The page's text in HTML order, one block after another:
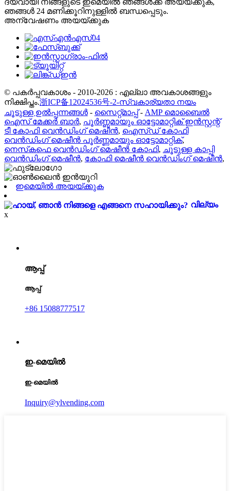
ദയവായി നിങ്ങളുടെ ഇമെയിൽ ഞങ്ങൾക്ക് അയയ്ക്കുക,
ഞങ്ങൾ 24 മണിക്കൂറിനുള്ളിൽ ബന്ധപ്പെടും.
അന്വേഷണം അയയ്ക്കുക
© പകർപ്പവകാശം - 2010-2026 : എല്ലാ അവകാശങ്ങളും
നിക്ഷിപ്തം.浙ICP备12024536号-2-സ്വകാര്യതാ നയം
ചൂടുള്ള ഉൽപ്പന്നങ്ങൾ - സൈറ്റ്മാപ്പ്- AMP മൊബൈൽ
ഐസ് മേക്കർ ബാർ, പൂർണ്ണമായും ഓട്ടോമാറ്റിക് ഇൻസ്റ്റന്റ്
ടീ ​​കോഫി വെൻഡിംഗ് മെഷീൻ, ഐസ്ഡ് കോഫി
വെൻഡിംഗ് മെഷീൻ പൂർണ്ണമായും ഓട്ടോമാറ്റിക്,
നെസ്‌കഫെ വെൻഡിംഗ് മെഷീൻ കോഫി, ചൂടുള്ള കാപ്പി
വെൻഡിംഗ് മെഷീൻ, കോഫി മെഷീൻ വെൻഡിംഗ് മെഷീൻ,
ഇമെയിൽ അയയ്ക്കുക
വില്യം
x
ആപ്പ്
ആപ്പ്
+86 15088777517
ഇ-മെയിൽ
ഇ-മെയിൽ
Inquiry@ylvending.com